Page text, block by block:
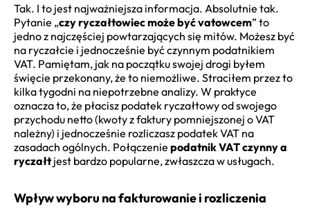
Tak. I to jest najważniejsza informacja. Absolutnie tak.
Pytanie „czy ryczałtowiec może być vatowcem” to
jedno z najczęściej powtarzających się mitów. Możesz być
na ryczałcie i jednocześnie być czynnym podatnikiem
VAT. Pamiętam, jak na początku swojej drogi byłem
święcie przekonany, że to niemożliwe. Straciłem przez to
kilka tygodni na niepotrzebne analizy. W praktyce
oznacza to, że płacisz podatek ryczałtowy od swojego
przychodu netto (kwoty z faktury pomniejszonej o VAT
należny) i jednocześnie rozliczasz podatek VAT na
zasadach ogólnych. Połączenie podatnik VAT czynny a
ryczałtjest bardzo popularne, zwłaszcza w usługach.
Wpływ wyboru na fakturowanie i rozliczenia